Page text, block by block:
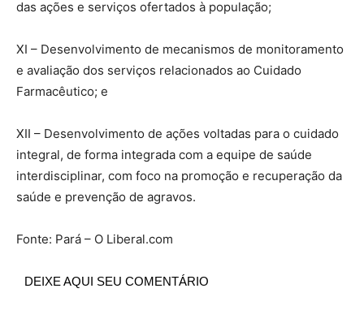
das ações e serviços ofertados à população;
XI – Desenvolvimento de mecanismos de monitoramento
e avaliação dos serviços relacionados ao Cuidado
Farmacêutico; e
XII – Desenvolvimento de ações voltadas para o cuidado
integral, de forma integrada com a equipe de saúde
interdisciplinar, com foco na promoção e recuperação da
saúde e prevenção de agravos.
Fonte: Pará – O Liberal.com
DEIXE AQUI SEU COMENTÁRIO